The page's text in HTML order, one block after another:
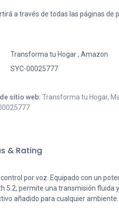
a través de todas las páginas de
Transforma tu Hogar, Amazon
SYC-00025777
sitio web: Transforma tu Hogar,
& Rating
por voz. Equipado con un
5.2, permite una transmisión
añadido para cualquier ambiente.